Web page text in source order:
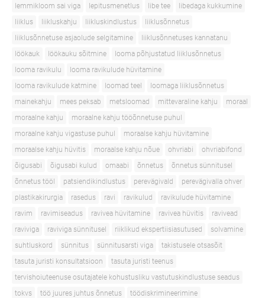
lemmikloom sai viga
lepitusmenetlus libe tee
libedaga kukkumine
liiklus
liikluskahju liikluskindlustus
liiklusõnnetus
liiklusõnnetuse asjaolude selgitamine
liiklusõnnetuses kannatanu
löökauk
löökauku sõitmine
looma põhjustatud liiklusõnnetus
looma ravikulu
looma ravikulude hüvitamine
looma ravikulude katmine
loomad teel
loomaga liiklusõnnetus
mainekahju
mees peksab metsloomad mittevaraline kahju
moraal
moraalne kahju
moraalne kahju tööõnnetuse puhul
moraalne kahju vigastuse puhul
moraalse kahju hüvitamine
moraalse kahju hüvitis
moraalse kahju nõue ohvriabi
ohvriabifond
õigusabi
õigusabi kulud omaabi õnnetus
õnnetus sünnitusel
õnnetus tööl
patsiendikindlustus perevägivald
perevägivalla ohver
plastikakirurgia
rasedus ravi ravikulud
ravikulude hüvitamine
ravim
ravimiseadus ravivea hüvitamine ravivea hüvitis
ravivead
raviviga
raviviga sünnitusel riiklikud ekspertiisiasutused
solvamine
suhtluskord
sünnitus sünnitusarsti viga
takistusele otsasõit
tasuta juristi konsultatsioon
tasuta juristi teenus
tervishoiuteenuse osutajatele kohustusliku vastutuskindlustuse seadus
tokvs
töö juures juhtus õnnetus
töödiskrimineerimine